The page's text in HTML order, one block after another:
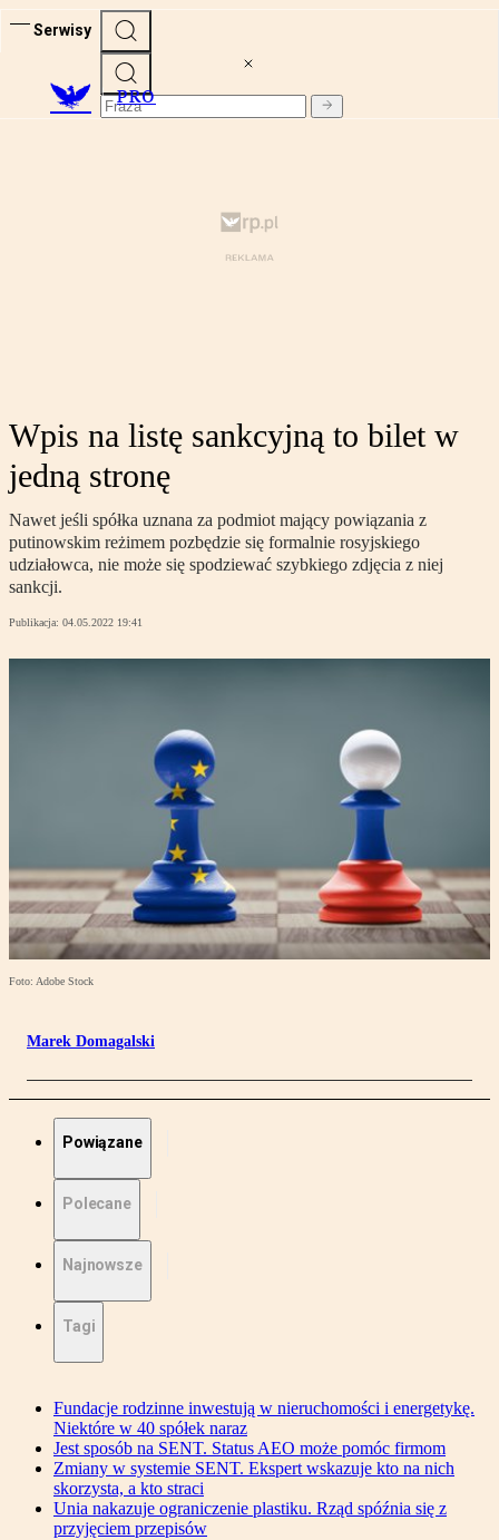
Serwisy
PRO
Wpis na listę sankcyjną to bilet w
jedną stronę
Nawet jeśli spółka uznana za podmiot mający powiązania z
putinowskim reżimem pozbędzie się formalnie rosyjskiego
udziałowca, nie może się spodziewać szybkiego zdjęcia z niej
sankcji.
Publikacja: 04.05.2022 19:41
Foto: Adobe Stock
Marek Domagalski
Powiązane
Polecane
Najnowsze
Tagi
Fundacje rodzinne inwestują w nieruchomości i energetykę.
Niektóre w 40 spółek naraz
Jest sposób na SENT. Status AEO może pomóc firmom
Zmiany w systemie SENT. Ekspert wskazuje kto na nich
skorzysta, a kto straci
Unia nakazuje ograniczenie plastiku. Rząd spóźnia się z
przyjęciem przepisów